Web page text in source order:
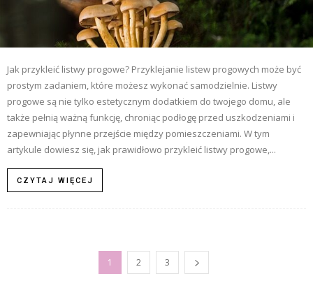
Jak przykleić listwy progowe? Przyklejanie listew progowych może być
prostym zadaniem, które możesz wykonać samodzielnie. Listwy
progowe są nie tylko estetycznym dodatkiem do twojego domu, ale
także pełnią ważną funkcję, chroniąc podłogę przed uszkodzeniami i
zapewniając płynne przejście między pomieszczeniami. W tym
artykule dowiesz się, jak prawidłowo przykleić listwy progowe,...
CZYTAJ WIĘCEJ
1 2 3